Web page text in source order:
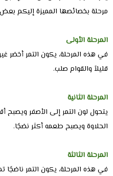
مرحلة بخصائصها المميزة إليكم
المرحلة الأولى
في هذه المرحلة، يكون التمر أخضر
قليلاً والقوام صلب.
المرحلة الثانية
يتحول لون التمر إلى الأصفر ويصبح
الحلاوة ويصبح طعمه أكثر نضجًا.
المرحلة الثالثة
في هذه المرحلة، يكون التمر ناضجًا